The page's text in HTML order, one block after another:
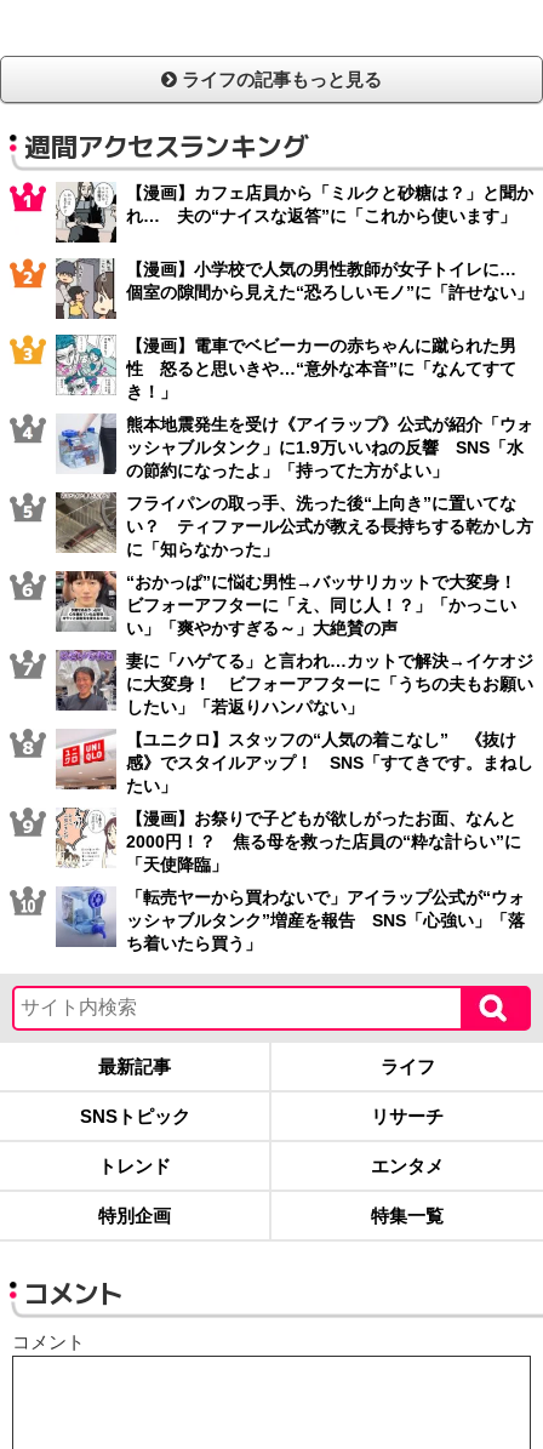
ライフの記事もっと見る
週間アクセスランキング
【漫画】カフェ店員から「ミルクと砂糖は？」と聞か
れ… 夫の“ナイスな返答”に「これから使います」
【漫画】小学校で人気の男性教師が女子トイレに…
個室の隙間から見えた“恐ろしいモノ”に「許せない」
【漫画】電車でベビーカーの赤ちゃんに蹴られた男
性 怒ると思いきや…“意外な本音”に「なんてすて
き！」
熊本地震発生を受け《アイラップ》公式が紹介「ウォ
ッシャブルタンク」に1.9万いいねの反響 SNS「水
の節約になったよ」「持ってた方がよい」
フライパンの取っ手、洗った後“上向き”に置いてな
い？ ティファール公式が教える長持ちする乾かし方
に「知らなかった」
“おかっぱ”に悩む男性→バッサリカットで大変身！
ビフォーアフターに「え、同じ人！？」「かっこい
い」「爽やかすぎる～」大絶賛の声
妻に「ハゲてる」と言われ…カットで解決→イケオジ
に大変身！ ビフォーアフターに「うちの夫もお願い
したい」「若返りハンパない」
【ユニクロ】スタッフの“人気の着こなし” 《抜け
感》でスタイルアップ！ SNS「すてきです。まねし
たい」
【漫画】お祭りで子どもが欲しがったお面、なんと
2000円！？ 焦る母を救った店員の“粋な計らい”に
「天使降臨」
「転売ヤーから買わないで」アイラップ公式が“ウォ
ッシャブルタンク”増産を報告 SNS「心強い」「落
ち着いたら買う」
最新記事 ライフ
SNSトピック リサーチ
トレンド エンタメ
特別企画 特集一覧
コメント
コメント